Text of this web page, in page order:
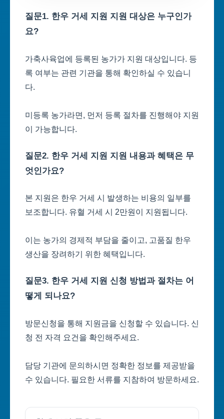
질문1. 한우 거세 지원 지원 대상은 누구인가
요?
가축사육업에 등록된 농가가 지원 대상입니다. 등
록 여부는 관련 기관을 통해 확인하실 수 있습니
다.
미등록 농가라면, 먼저 등록 절차를 진행해야 지원
이 가능합니다.
질문2. 한우 거세 지원 지원 내용과 혜택은 무
엇인가요?
본 지원은 한우 거세 시 발생하는 비용의 일부를
보조합니다. 유혈 거세 시 2만원이 지원됩니다.
이는 농가의 경제적 부담을 줄이고, 고품질 한우
생산을 장려하기 위한 혜택입니다.
질문3. 한우 거세 지원 신청 방법과 절차는 어
떻게 되나요?
방문신청을 통해 지원금을 신청할 수 있습니다. 신
청 전 자격 요건을 확인해주세요.
담당 기관에 문의하시면 정확한 정보를 제공받을
수 있습니다. 필요한 서류를 지참하여 방문하세요.